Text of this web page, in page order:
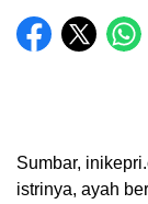
Sumbar,
istrinya, ayah